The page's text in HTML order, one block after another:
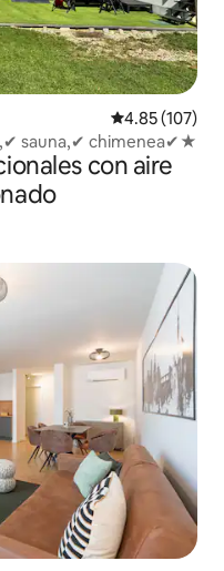
Calificación
4.85 (107)
sauna,✔ chimenea✔★
con aire